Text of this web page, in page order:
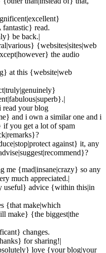
read.
be back.|
{websites|sites|web
the audio
at this {website|web
your blog
and i own a similar one and i
you get a lot of spam
against} it, any
me {mad|insane|crazy} so any
much appreciated.|
useful} advice {within this|in
{that make|which
make} {the biggest|the
changes.
for sharing!|
love {your blog|your